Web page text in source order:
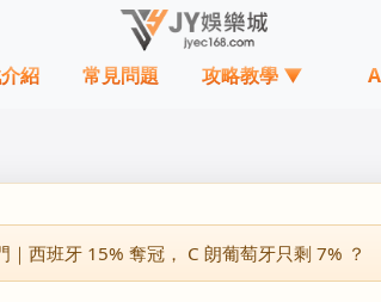
紹 常見問題 攻略教學 ▼
西班牙 15% 奪冠， C 朗葡萄牙只剩 7% ？